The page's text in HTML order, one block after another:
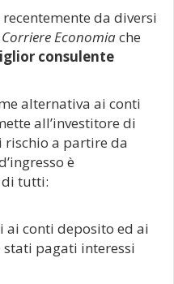
da diversi
Corriere Economiache
consulente
alternativa ai conti
all’investitore di
a partire da
è
tutti:
ai conti deposito ed ai
pagati interessi